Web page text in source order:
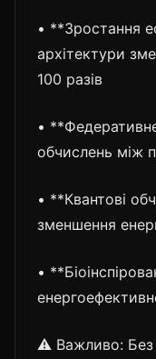
• **Зростання
архітектури
100 разів
•
обчислень між
• **Квантові
зменшення
•
⚠️ Важливо: Без